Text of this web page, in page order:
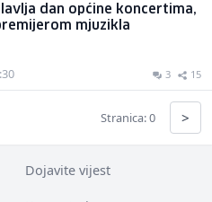
dan općine koncertima,
mjuzikla
3 15
Stranica: 0 >
Dojavite vijest